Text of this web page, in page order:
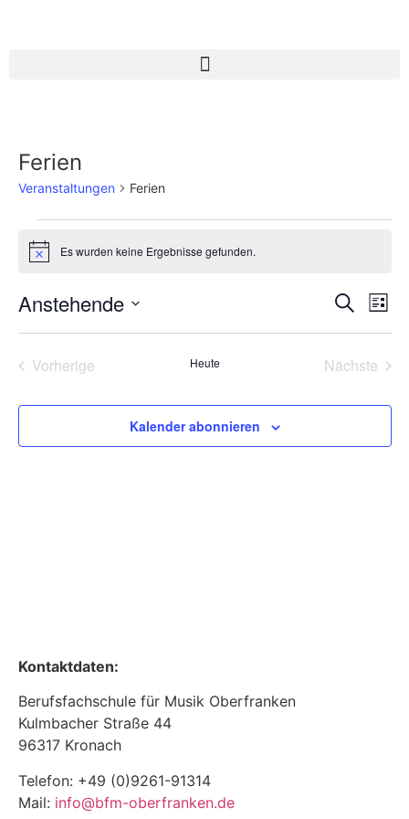
Ferien
Veranstaltungen Ferien
HinweisEs wurden keine Ergebnisse gefunden.
und
SucheListe
Anstehende
wählen.
VorherigeVeranstaltungenHeute Nächste
Kalender abonnieren
Kontaktdaten:
Berufsfachschule für Musik Oberfranken
Kulmbacher Straße 44
96317 Kronach
Telefon: +49 (0)9261-91314
Mail: info@bfm-oberfranken.de